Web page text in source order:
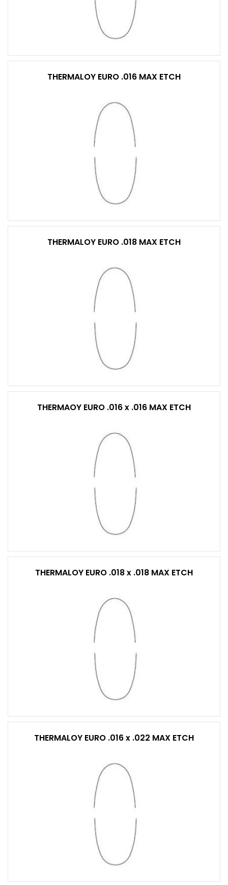
THERMALOY EURO .016 MAX ETCH
THERMALOY EURO .018 MAX ETCH
THERMAOY EURO .016 x .016 MAX ETCH
THERMALOY EURO .018 x .018 MAX ETCH
THERMALOY EURO .016 x .022 MAX ETCH